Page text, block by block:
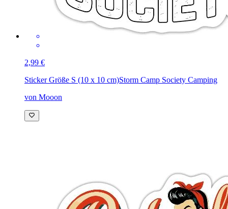
2,99 €
Sticker Größe S (10 x 10 cm)Storm Camp Society Camping
von Mooon